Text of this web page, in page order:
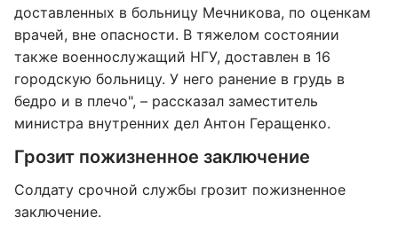
доставленных в больницу Мечникова, по оценкам
врачей, вне опасности. В тяжелом состоянии
также военнослужащий НГУ, доставлен в 16
городскую больницу. У него ранение в грудь в
бедро и в плечо", – рассказал заместитель
министра внутренних дел Антон Геращенко.
Грозит пожизненное заключение
Солдату срочной службы грозит пожизненное
заключение.